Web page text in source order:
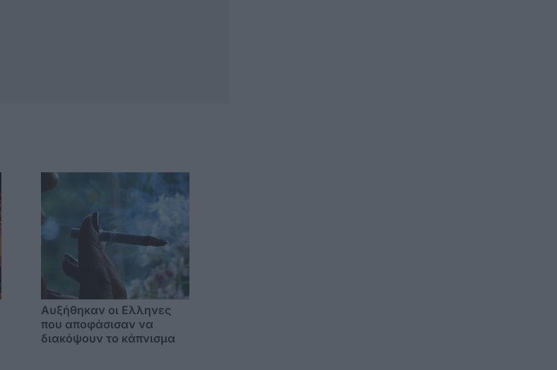
Αυξήθηκαν οι Ελληνες
που αποφάσισαν να
διακόψουν το κάπνισμα